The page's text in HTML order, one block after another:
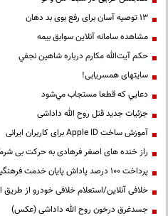
13 توصیه آسان برای رفع بوی بد دهان
مشاهده سامانه آنلاين سوابق بیمه
حكم آيت‌الله مكارم درباره شاهين نجفي
سایتهای همسریابی!
دعايي كه قطعا مستجاب مي‌شود
جزئیات جدید قتل روح الله داداشی
آموزش ساخت Apple ID برای کاربران ایرانی
راز خنده های اصغر فرهادی به حرکت بی
پرداخت ۱۰۰ درصد پاداش پایان خدمت فرهنگیان
خلافی آنلاین/استعلام خلافی خودرو از طریق
جسدغرق درخون روح الله داداشی (عکس)